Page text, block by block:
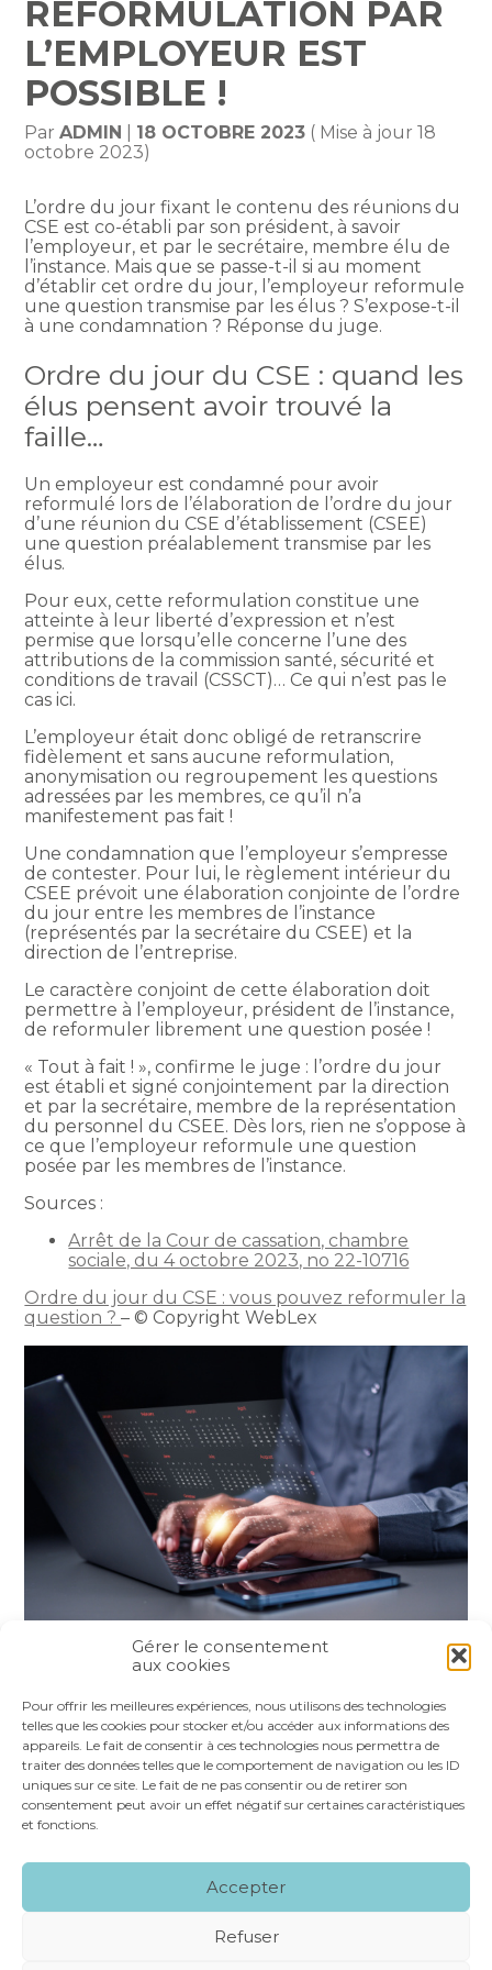
Gérer le consentement
aux cookies
Pour offrir les meilleures expériences, nous utilisons des technologies
telles que les cookies pour stocker et/ou accéder aux informations des
appareils. Le fait de consentir à ces technologies nous permettra de
traiter des données telles que le comportement de navigation ou les ID
uniques sur ce site. Le fait de ne pas consentir ou de retirer son
consentement peut avoir un effet négatif sur certaines caractéristiques
et fonctions.
Accepter
Refuser
REFORMULATION PAR
L’EMPLOYEUR EST
POSSIBLE !
ParADMIN 18 OCTOBRE 2023 ( Mise à jour 18
octobre 2023)
L’ordre du jour fixant le contenu des réunions du
CSE est co-établi par son président, à savoir
l’employeur, et par le secrétaire, membre élu de
l’instance. Mais que se passe-t-il si au moment
d’établir cet ordre du jour, l’employeur reformule
une question transmise par les élus ? S’expose-t-il
à une condamnation ? Réponse du juge.
Ordre du jour du CSE : quand les
élus pensent avoir trouvé la
faille…
Un employeur est condamné pour avoir
reformulé lors de l’élaboration de l’ordre du jour
d’une réunion du CSE d’établissement (CSEE)
une question préalablement transmise par les
élus.
Pour eux, cette reformulation constitue une
atteinte à leur liberté d’expression et n’est
permise que lorsqu’elle concerne l’une des
attributions de la commission santé, sécurité et
conditions de travail (CSSCT)… Ce qui n’est pas le
cas ici.
L’employeur était donc obligé de retranscrire
fidèlement et sans aucune reformulation,
anonymisation ou regroupement les questions
adressées par les membres, ce qu’il n’a
manifestement pas fait !
Une condamnation que l’employeur s’empresse
de contester. Pour lui, le règlement intérieur du
CSEE prévoit une élaboration conjointe de l’ordre
du jour entre les membres de l’instance
(représentés par la secrétaire du CSEE) et la
direction de l’entreprise.
Le caractère conjoint de cette élaboration doit
permettre à l’employeur, président de l’instance,
de reformuler librement une question posée !
« Tout à fait ! », confirme le juge : l’ordre du jour
est établi et signé conjointement par la direction
et par la secrétaire, membre de la représentation
du personnel du CSEE. Dès lors, rien ne s’oppose à
ce que l’employeur reformule une question
posée par les membres de l’instance.
Sources :
Arrêt de la Cour de cassation, chambre
sociale, du 4 octobre 2023, no 22-10716
Ordre du jour du CSE : vous pouvez reformuler la
question ?– © Copyright WebLex
FaceBook
TwitterLinkedIn
Footer
NOS SERVICES
NOS SPÉCIALITÉS
RECRUTEMENT CONTACT